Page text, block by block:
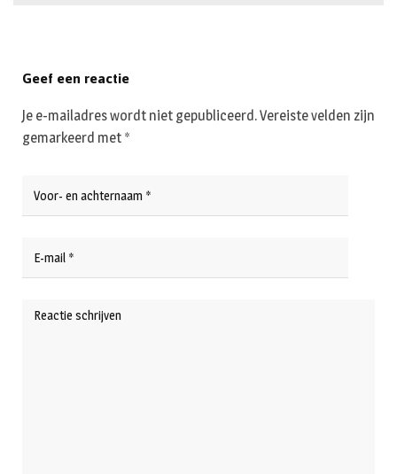
Geef een reactie
Je e-mailadres wordt niet gepubliceerd.Vereiste velden zijn
gemarkeerd met *